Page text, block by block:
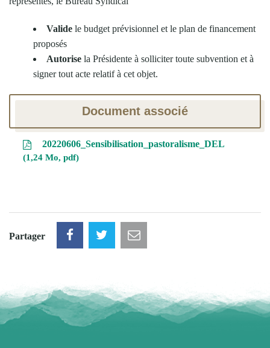
Valide le budget prévisionnel et le plan de financement
proposés
Autorise la Présidente à solliciter toute subvention et à
signer tout acte relatif à cet objet.
Document associé
20220606_Sensibilisation_pastoralisme_DEL
1,24 Mo, pdf
Partager